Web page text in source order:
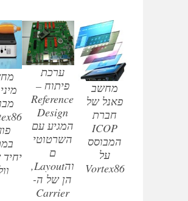
מחשב
פאנל של
חברת
ICOP
המבוסס
על
Vortex86
ערכת
פיתוח –
Reference
Design
המגיע עם
השרטוטי
ם
והLayout,
הן של ה-
Carrier